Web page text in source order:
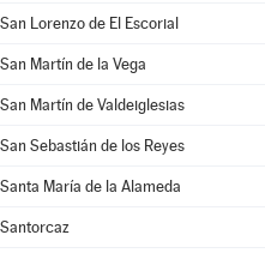
San Lorenzo de El Escorial
San Martín de la Vega
San Martín de Valdeiglesias
San Sebastián de los Reyes
Santa María de la Alameda
Santorcaz